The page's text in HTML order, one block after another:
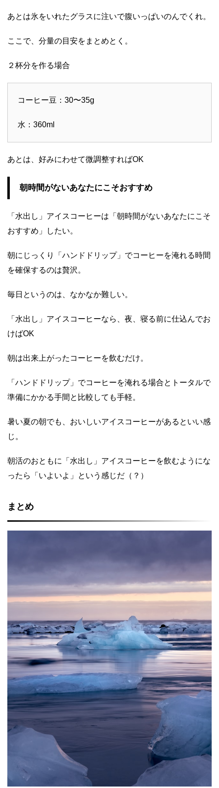
あとは氷をいれたグラスに注いで腹いっぱいのんでくれ。
ここで、分量の目安をまとめとく。
２杯分を作る場合
コーヒー豆：30〜35g
水：360ml
あとは、好みにわせて微調整すればOK
朝時間がないあなたにこそおすすめ
「水出し」アイスコーヒーは「朝時間がないあなたにこそ
おすすめ」したい。
朝にじっくり「ハンドドリップ」でコーヒーを淹れる時間
を確保するのは贅沢。
毎日というのは、なかなか難しい。
「水出し」アイスコーヒーなら、夜、寝る前に仕込んでお
けばOK
朝は出来上がったコーヒーを飲むだけ。
「ハンドドリップ」でコーヒーを淹れる場合とトータルで
準備にかかる手間と比較しても手軽。
暑い夏の朝でも、おいしいアイスコーヒーがあるといい感
じ。
朝活のおともに「水出し」アイスコーヒーを飲むようにな
ったら「いよいよ」という感じだ（？）
まとめ